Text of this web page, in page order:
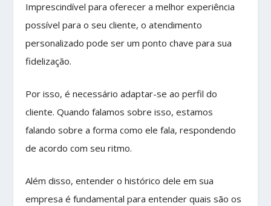
Imprescindível para oferecer a melhor experiência
possível para o seu cliente, o atendimento
personalizado pode ser um ponto chave para sua
fidelização.
Por isso, é necessário adaptar-se ao perfil do
cliente. Quando falamos sobre isso, estamos
falando sobre a forma como ele fala, respondendo
de acordo com seu ritmo.
Além disso, entender o histórico dele em sua
empresa é fundamental para entender quais são os